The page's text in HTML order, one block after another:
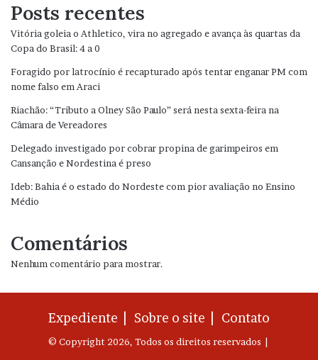
Posts recentes
Vitória goleia o Athletico, vira no agregado e avança às quartas da
Copa do Brasil: 4 a 0
Foragido por latrocínio é recapturado após tentar enganar PM com
nome falso em Araci
Riachão: “Tributo a Olney São Paulo” será nesta sexta-feira na
Câmara de Vereadores
Delegado investigado por cobrar propina de garimpeiros em
Cansanção e Nordestina é preso
Ideb: Bahia é o estado do Nordeste com pior avaliação no Ensino
Médio
Comentários
Nenhum comentário para mostrar.
Expediente | Sobre o site | Contato
© Copyright 2026, Todos os direitos reservados |